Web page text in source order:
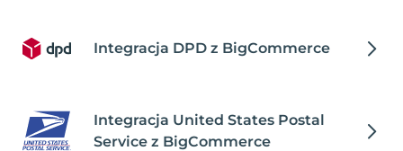
Integracja DPD z BigCommerce
Integracja United States Postal
Service z BigCommerce